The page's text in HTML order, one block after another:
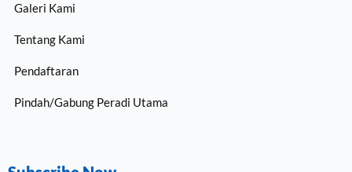
Galeri Kami
Tentang Kami
Pendaftaran
Pindah/Gabung Peradi Utama